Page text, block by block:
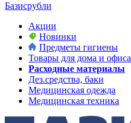
Базисрубли
Акции
Новинки
Предметы гигиены
Товары для дома и офиса
Расходные материалы
Дез.средства, баки
Медицинская одежда
Медицинская техника